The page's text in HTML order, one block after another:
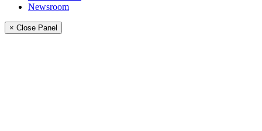
Newsroom
× Close Panel